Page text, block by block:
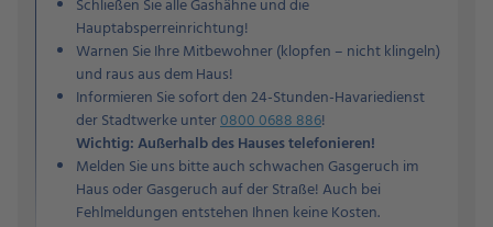
Schließen Sie alle Gashähne und die
Hauptabsperreinrichtung!
Warnen Sie Ihre Mitbewohner (klopfen – nicht klingeln)
und raus aus dem Haus!
Informieren Sie sofort den 24-Stunden-Havariedienst
der Stadtwerke unter0800 0688 886!
Wichtig: Außerhalb des Hauses telefonieren!
Melden Sie uns bitte auch schwachen Gasgeruch im
Haus oder Gasgeruch auf der Straße! Auch bei
Fehlmeldungen entstehen Ihnen keine Kosten.